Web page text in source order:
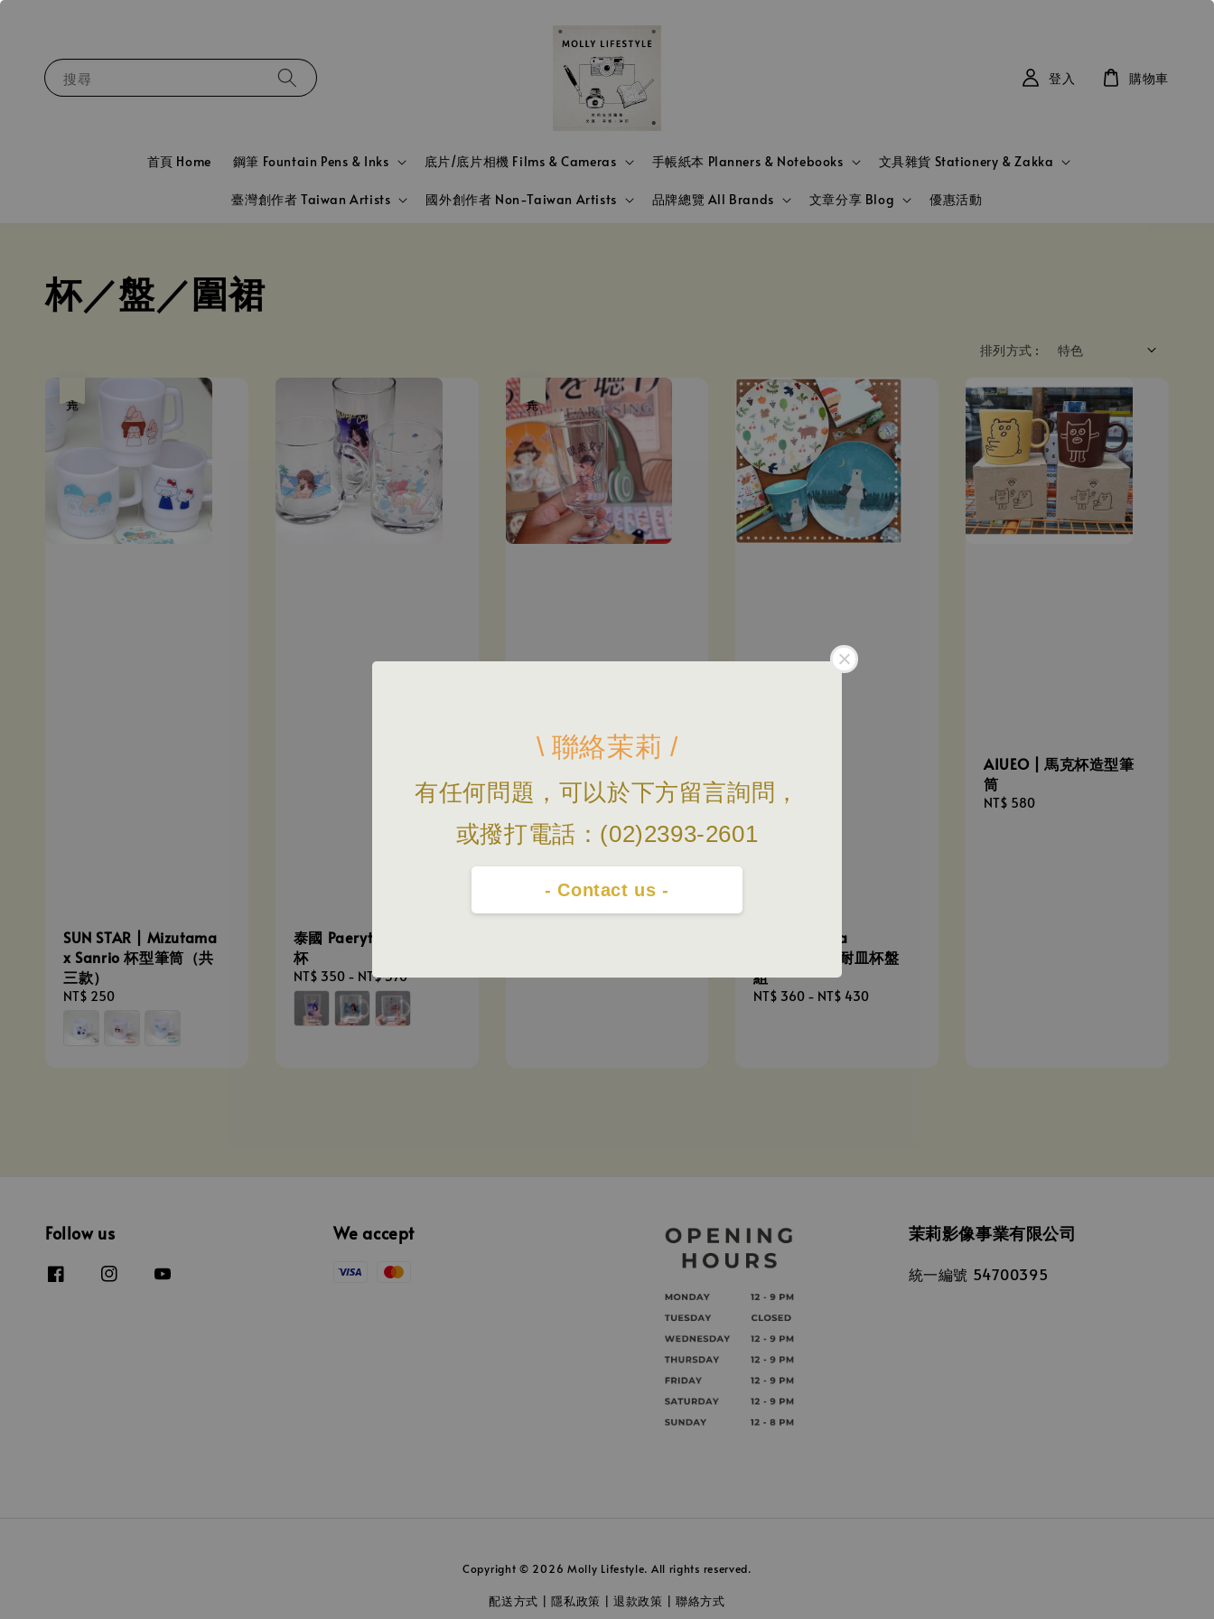
\ 聯絡茉莉 /
有任何問題，可以於下方留言詢問，
或撥打電話：(02)2393-2601
- Contact us -
搜尋
首頁 Home 鋼筆 Fountain Pens & Inks 底片/底片相機 Films & Cameras 手帳紙本 Planners & Notebooks 文具雜貨 Stationery & Zakka
臺灣創作者 Taiwan Artists 國外創作者 Non-Taiwan Artists 品牌總覽 All Brands 文章分享 Blog 優惠活動
登入 購物車
杯／盤／圍裙
排列方式 :
SUN STAR | Mizutama
x Sanrio 杯型筆筒（共
三款）
Regular
NT$ 250
泰國 Paerytopia | 玻璃
杯
Regular
price
NT$ 350- NT$ 370
點點陳 Point Chen | 喫
茶女子果汁玻璃杯
Regular
price
NT$ 350
表現社Cozyca
Products| 美耐皿杯盤
組
Regular
NT$ 360 - NT$ 430
AIUEO | 馬克杯造型筆
筒
Regular
NT$ 580
Follow us We accept 茉莉影像事業有限公司
統一編號 54700395
Copyright © 2026 Molly Lifestyle. All rights reserved.
配送方式 |隱私政策 |退款政策 聯絡方式